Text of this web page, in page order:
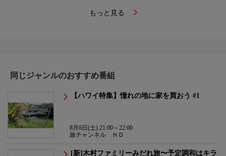
もっと見る
同じジャンルのおすすめ番組
【ハワイ特集】憧れの地に家を買おう #1
8月8日(土) 21:00～22:00
旅チャンネル ＨＤ
[新]木村ファミリーみだれ旅〜予定調和はキラ